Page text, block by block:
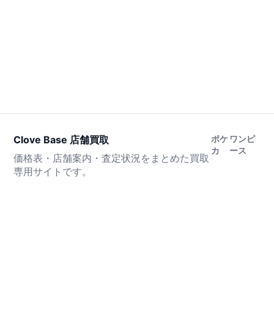
Clove Base 店舗買取
価格表・店舗案内・査定状況をまとめた買取
専用サイトです。
ポケ
カ
ワンピ
ース